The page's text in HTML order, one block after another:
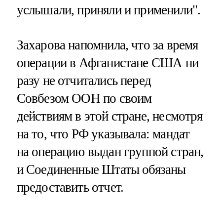
услышали, приняли и применили".
Захарова напомнила, что за время
операции в Афганистане США ни
разу не отчитались перед
Совбезом ООН по своим
действиям в этой стране, несмотря
на то, что РФ указывала: мандат
на операцию выдан группой стран,
и Соединенные Штаты обязаны
предоставить отчет.